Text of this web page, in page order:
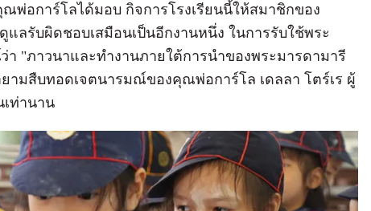
พ่อการ์โลได้มอบ กิจการโรงเรียนนี้ให้สมาชิกของ
ลรับผิดชอบเสมือนเป็นอีกงานหนึ่ง ในการรับใช้พระ
"ภาวนาและทำงานภายใต้การนำของพระมารดามารี
ามสืบทอดเจตนารมณ์ของคุณพ่อการ์โล เดลลา โตร์เร ผู้
ท่านาน